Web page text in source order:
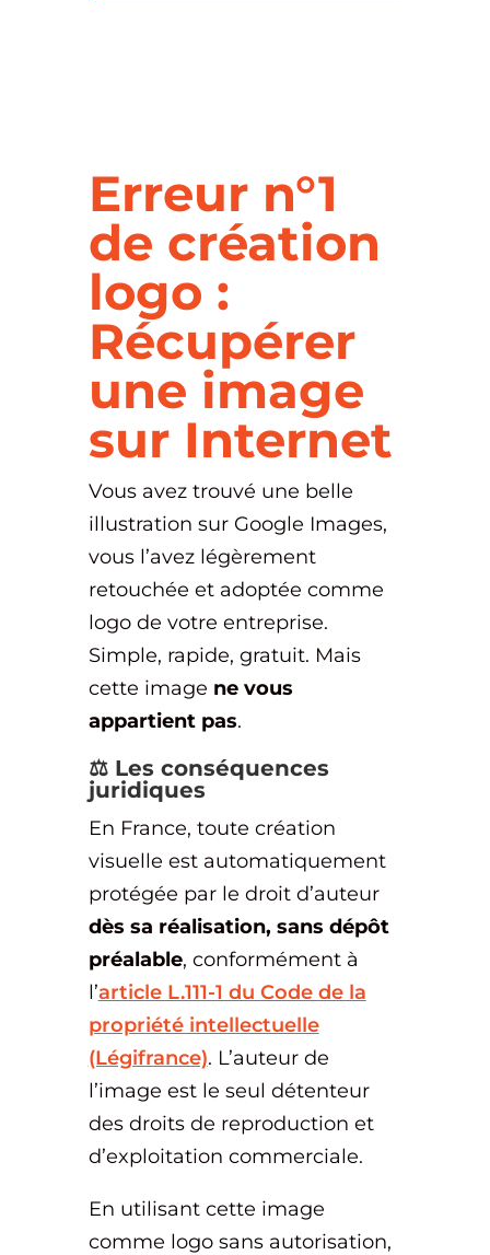
Erreur n°1
de création
logo :
Récupérer
une image
sur Internet
Vous avez trouvé une belle
illustration sur Google Images,
vous l’avez légèrement
retouchée et adoptée comme
logo de votre entreprise.
Simple, rapide, gratuit. Mais
cette image ne vous
appartient pas.
⚖️ Les conséquences
juridiques
En France, toute création
visuelle est automatiquement
protégée par le droit d’auteur
dès sa réalisation, sans dépôt
préalable, conformément à
l’article L.111-1 du Code de la
propriété intellectuelle
(Légifrance). L’auteur de
l’image est le seul détenteur
des droits de reproduction et
d’exploitation commerciale.
En utilisant cette image
comme logo sans autorisation,